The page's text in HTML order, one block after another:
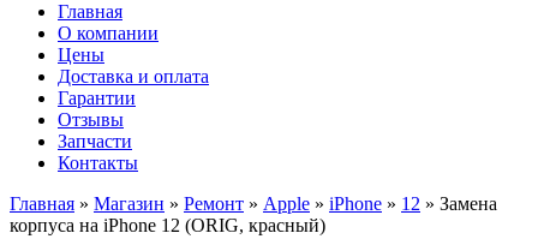
Главная
О компании
Цены
Доставка и оплата
Гарантии
Отзывы
Запчасти
Контакты
Главная » Магазин » Ремонт » Apple » iPhone » 12 » Замена
корпуса на iPhone 12 (ORIG, красный)